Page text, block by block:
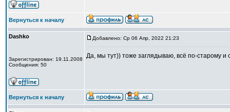
Вернуться к началу
Dashko
Зарегистрирован: 19.11.2008
Сообщения: 50
Добавлено: Ср 06 Апр, 2022 21:23
Да, мы тут)) тоже заглядываю, всё по-старому и
Вернуться к началу